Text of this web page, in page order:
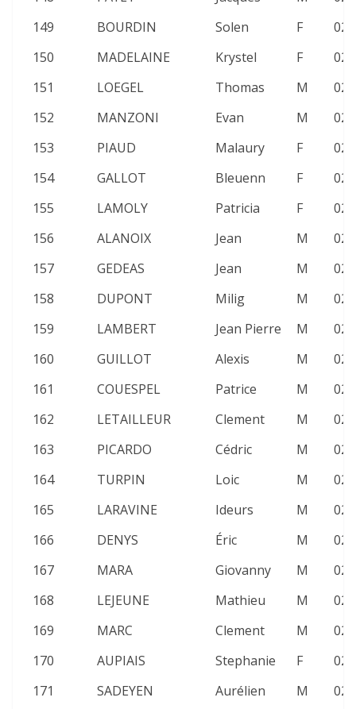
149
BOURDIN Solen F
150
MADELAINE Krystel F
151
LOEGEL Thomas M
152
MANZONI Evan M
153
PIAUD Malaury F
154
GALLOT Bleuenn F
155
LAMOLY Patricia F
156
ALANOIX Jean M
157
GEDEAS Jean M
158
DUPONT Milig M
159
LAMBERT Jean Pierre M
160
GUILLOT Alexis M
161
COUESPEL Patrice M
162
LETAILLEUR Clement M
163
PICARDO Cédric M
164
TURPIN Loic M
165
LARAVINE Ideurs M
166
DENYS Éric M
167
MARA Giovanny M
168
LEJEUNE Mathieu M
169
MARC Clement M
170
AUPIAIS Stephanie F
171
SADEYEN Aurélien M